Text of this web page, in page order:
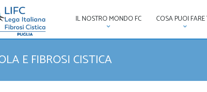
IL NOSTRO MONDO FC COSA PUOI FARE
E FIBROSI CISTICA